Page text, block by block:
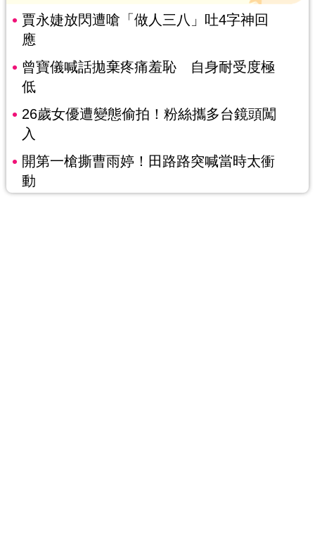
賈永婕放閃遭嗆「做人三八」吐4字神回
應
曾寶儀喊話拋棄疼痛羞恥 自身耐受度極
低
26歲女優遭變態偷拍！粉絲攜多台鏡頭闖
入
開第一槍撕曹雨婷！田路路突喊當時太衝
動